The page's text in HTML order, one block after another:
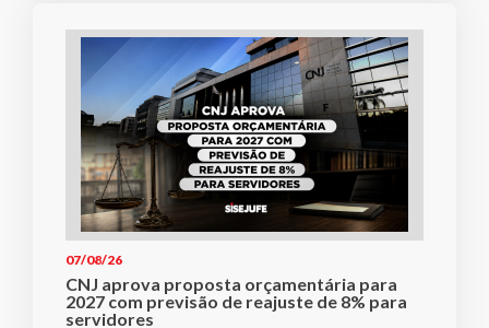
07/08/26
CNJ aprova proposta orçamentária para
2027 com previsão de reajuste de 8% para
servidores